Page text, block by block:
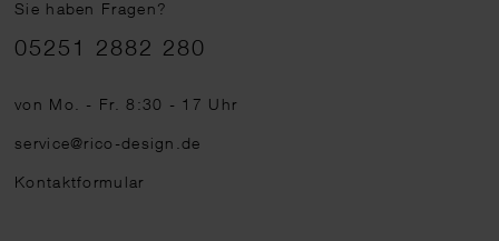
Sie haben Fragen?
Telefonnummer
05251 2882 280
von Mo. - Fr. 8:30 - 17 Uhr
service@rico-design.de
Kontaktformular